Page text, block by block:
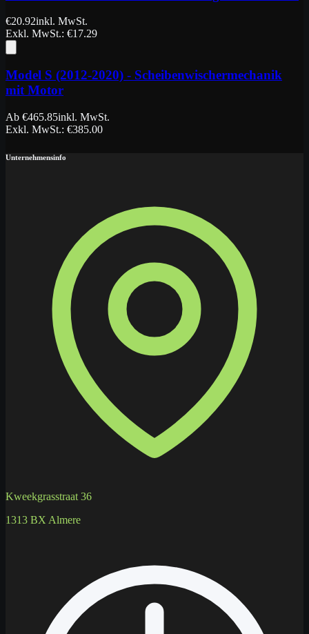
€20.92inkl. MwSt.
Exkl. MwSt.: €17.29
Model S (2012-2020) - Scheibenwischermechanik
mit Motor
Ab €465.85inkl. MwSt.
Exkl. MwSt.: €385.00
Unternehmensinfo
Kweekgrasstraat 36
1313 BX Almere